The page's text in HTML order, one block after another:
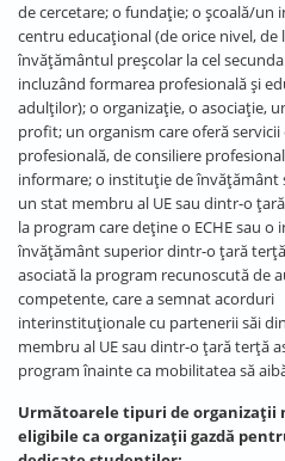
de cercetare; o fundație; o școală/un
centru educațional (de orice nivel, de
învățământul preșcolar la cel
incluzând formarea profesională și
adulților); o organizație, o asociație,
profit; un organism care oferă
profesională, de consiliere
informare; o instituție de
un stat membru al UE sau dintr-o
la program care deține o ECHE sau o
învățământ superior dintr-o țară
asociată la program recunoscută de
competente, care a semnat acorduri
interinstituționale cu partenerii săi
membru al UE sau dintr-o țară terță
program înainte ca mobilitatea să
Următoarele tipuri de organizații
eligibile ca organizații gazdă